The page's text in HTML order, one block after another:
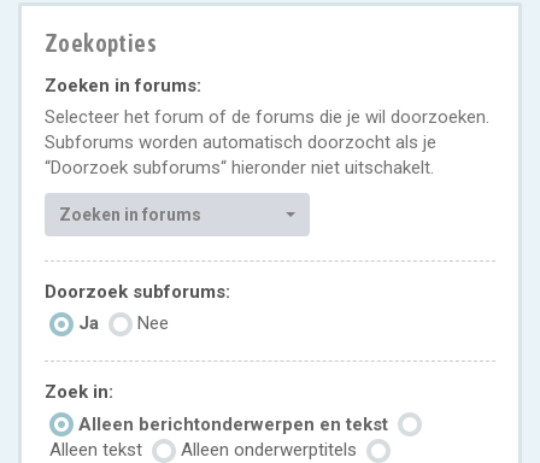
Zoekopties
Zoeken in forums:
Selecteer het forum of de forums die je wil doorzoeken.
Subforums worden automatisch doorzocht als je
“Doorzoek subforums“ hieronder niet uitschakelt.
Zoeken in forums
Doorzoek subforums:
Ja
Nee
Zoek in:
Alleen berichtonderwerpen en tekst
Alleen tekst
Alleen onderwerptitels